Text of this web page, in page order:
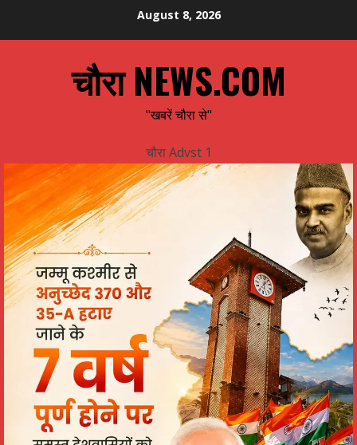
August 8, 2026
चौरा NEWS.COM
"खबरें चौरा से"
चौरा Advst 1